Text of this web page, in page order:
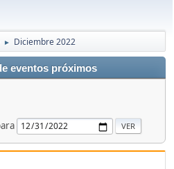
► Diciembre 2022
eventos próximos